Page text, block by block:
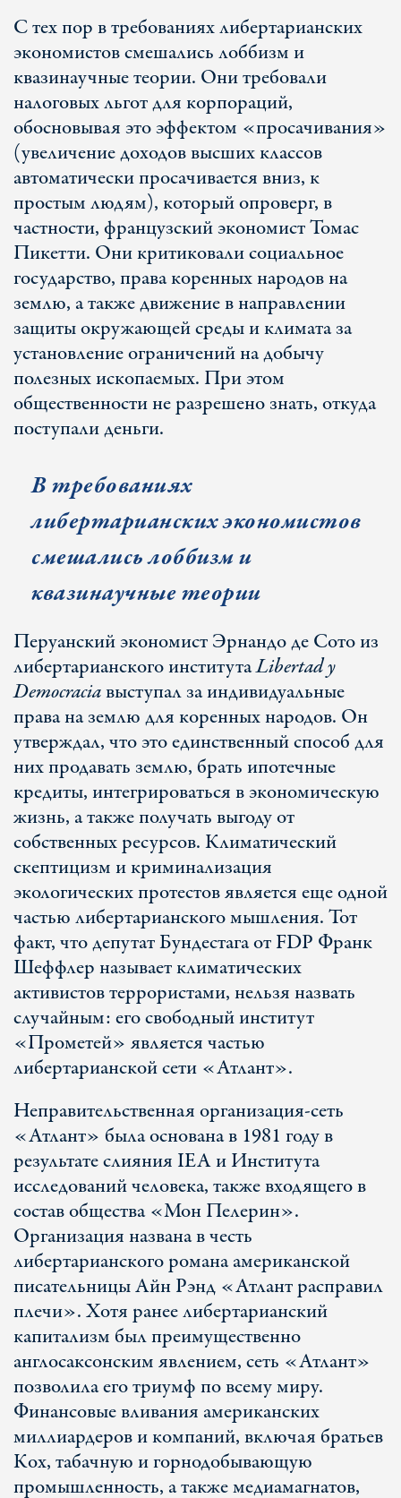
С тех пор в требованиях либертарианских
экономистов смешались лоббизм и
квазинаучные теории. Они требовали
налоговых льгот для корпораций,
обосновывая это эффектом «просачивания»
(увеличение доходов высших классов
автоматически просачивается вниз, к
простым людям), который опроверг, в
частности, французский экономист Томас
Пикетти. Они критиковали социальное
государство, права коренных народов на
землю, а также движение в направлении
защиты окружающей среды и климата за
установление ограничений на добычу
полезных ископаемых. При этом
общественности не разрешено знать, откуда
поступали деньги.
В требованиях
либертарианских экономистов
смешались лоббизм и
квазинаучные теории
Перуанский экономист Эрнандо де Сото из
либертарианского институтаLibertad y
Democraciaвыступал за индивидуальные
права на землю для коренных народов. Он
утверждал, что это единственный способ для
них продавать землю, брать ипотечные
кредиты, интегрироваться в экономическую
жизнь, а также получать выгоду от
собственных ресурсов. Климатический
скептицизм и криминализация
экологических протестов является еще одной
частью либертарианского мышления. Тот
факт, что депутат Бундестага от FDP Франк
Шеффлер называет климатических
активистов террористами, нельзя назвать
случайным: его свободный институт
«Прометей» является частью
либертарианской сети «Атлант».
Неправительственная организация-сеть
«Атлант» была основана в 1981 году в
результате слияния IEA и Института
исследований человека, также входящего в
состав общества «Мон Пелерин».
Организация названа в честь
либертарианского романа американской
писательницы Айн Рэнд «Атлант расправил
плечи». Хотя ранее либертарианский
капитализм был преимущественно
англосаксонским явлением, сеть «Атлант»
позволила его триумф по всему миру.
Финансовые вливания американских
миллиардеров и компаний, включая братьев
Кох, табачную и горнодобывающую
промышленность, а также медиамагнатов,